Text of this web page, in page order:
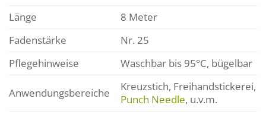
Länge
8 Meter
Fadenstärke
Nr. 25
Pflegehinweise
Waschbar bis 95°C, bügelbar
Anwendungsbereiche
Kreuzstich, Freihandstickerei,
Punch Needle, u.v.m.